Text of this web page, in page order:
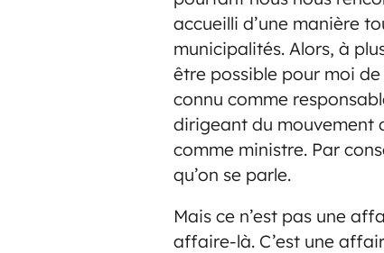
accueilli d’une manière
municipalités. Alors, à
être possible pour moi
connu comme
dirigeant du mouvement
comme ministre. Par
qu’on se parle.
Mais ce n’est pas une
affaire-là. C’est une